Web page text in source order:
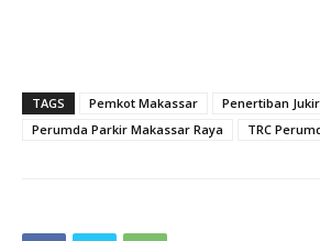
TAGS Pemkot Makassar
Penertiban
Perumda Parkir Makassar Raya
TRC